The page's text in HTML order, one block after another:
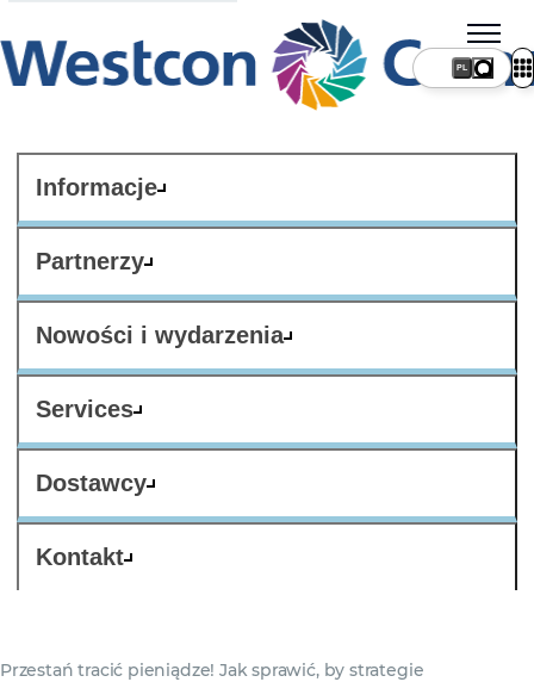
Informacje
Partnerzy
Nowości i wydarzenia
Services
Dostawcy
Kontakt
PL
Przestań tracić pieniądze! Jak sprawić, by strategie